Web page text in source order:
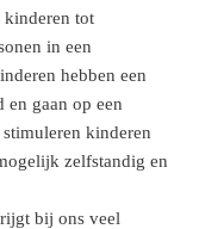
tot
in een
hebben een
en gaan op een
kinderen
zelfstandig en
bij ons veel